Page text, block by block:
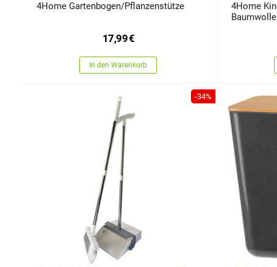
4Home Gartenbogen/Pflanzenstütze
17,99€
In den Warenkorb
4Home
-34%